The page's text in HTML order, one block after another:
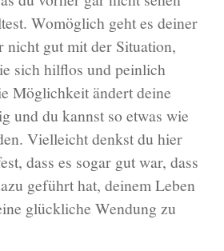
Womöglich geht es deiner
nicht gut mit der Situation,
sich hilflos und peinlich
Möglichkeit ändert deine
und du kannst so etwas wie
Vielleicht denkst du hier
dass es sogar gut war, dass
geführt hat, deinem Leben
glückliche Wendung zu